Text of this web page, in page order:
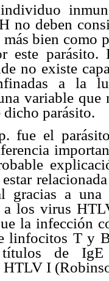
deben
bien como
este parásito.
no existe
a la
variable
parásito.
fue el
gracias a
a los virus
la infección
linfocitos T y
títulos de
HTLV I